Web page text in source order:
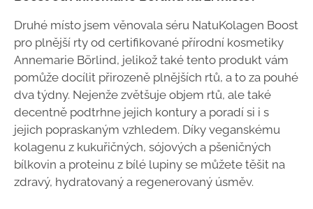
Druhé místo jsem věnovala séru NatuKolagen Boost
pro plnější rty od certifikované přírodní kosmetiky
Annemarie Börlind, jelikož také tento produkt vám
pomůže docílit přirozeně plnějších rtů, a to za pouhé
dva týdny. Nejenže zvětšuje objem rtů, ale také
decentně podtrhne jejich kontury a poradí si i s
jejich popraskaným vzhledem. Díky veganskému
kolagenu z kukuřičných, sójových a pšeničných
bílkovin a proteinu z bílé lupiny se můžete těšit na
zdravý, hydratovaný a regenerovaný úsměv.